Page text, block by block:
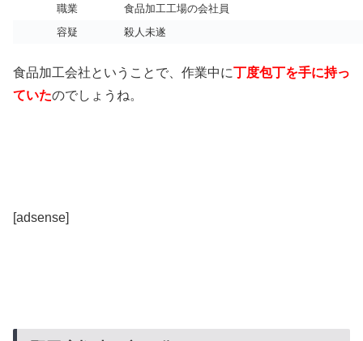
職業
食品加工工場の会社員
容疑
殺人未遂
食品加工会社ということで、作業中に丁度包丁を手に持っ
ていたのでしょうね。
[adsense]